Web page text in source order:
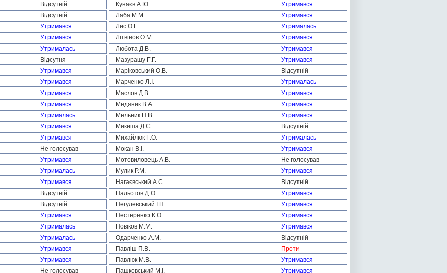
Відсутній Кунаєв А.Ю.
Утримався
Відсутній Лаба М.М.
Утримався
Утримався Лис О.Г.
Утрималась
Утримався Літвінов О.М.
Утримався
Утрималась Любота Д.В.
Утримався
Відсутня Мазурашу Г.Г.
Утримався
Утримався Маріковський О.В.
Відсутній
Утримався Марченко Л.І.
Утрималась
Утримався Маслов Д.В.
Утримався
Утримався Медяник В.А.
Утримався
Утрималась Мельник П.В.
Утримався
Утримався Микиша Д.С.
Відсутній
Утримався Михайлюк Г.О.
Утрималась
Не голосував Мокан В.І.
Утримався
Утримався Мотовиловець А.В.
Не голосував
Утрималась Мулик Р.М.
Утримався
Утримався Нагаєвський А.С.
Відсутній
Відсутній Нальотов Д.О.
Утримався
Відсутній Негулевський І.П.
Утримався
Утримався Нестеренко К.О.
Утримався
Утрималась Новіков М.М.
Утримався
Утрималась Одарченко А.М.
Відсутній
Утримався Павліш П.В.
Проти
Утримався Павлюк М.В.
Утримався
Не голосував Пашковський М.І.
Утримався